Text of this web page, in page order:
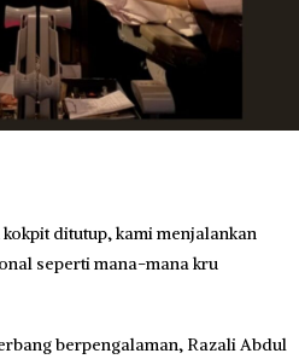
ditutup, kami menjalankan
seperti mana-mana kru
berpengalaman, Razali Abdul